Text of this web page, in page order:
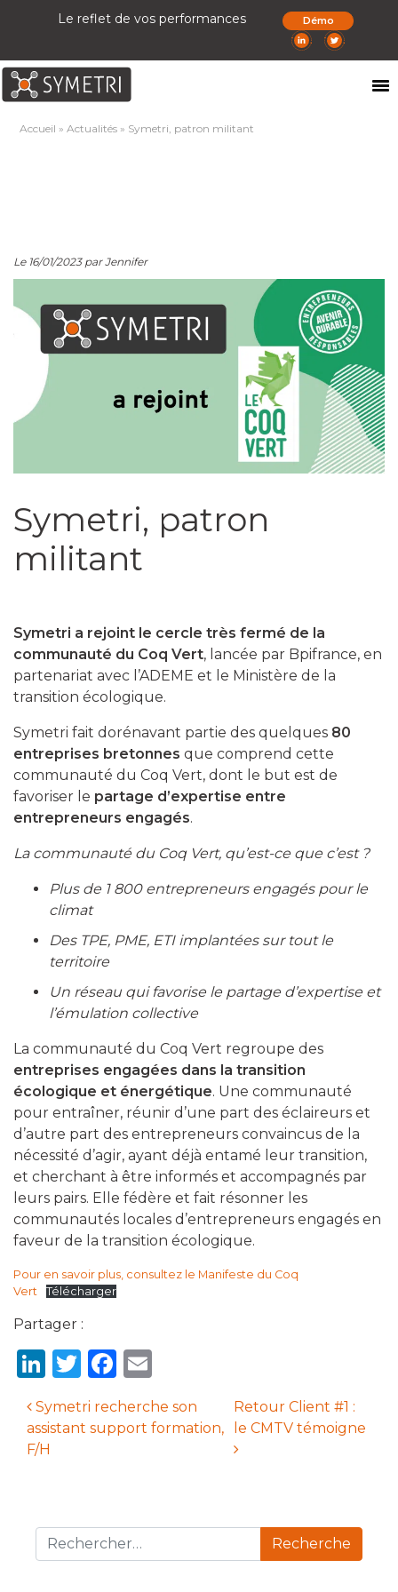
Le reflet de vos performances Démo
Accueil »Actualités » Symetri, patron militant
Le 16/01/2023 par Jennifer
Symetri, patron
militant
Symetri a rejoint le cercle très fermé de la
communauté du Coq Vert, lancée par Bpifrance, en
partenariat avec l’ADEME et le Ministère de la
transition écologique.
Symetri fait dorénavant partie des quelques 80
entreprises bretonnes que comprend cette
communauté du Coq Vert, dont le but est de
favoriser le partage d’expertise entre
entrepreneurs engagés.
La communauté du Coq Vert, qu’est-ce que c’est ?
Plus de 1 800 entrepreneurs engagés pour le
climat
Des TPE, PME, ETI implantées sur tout le
territoire
Un réseau qui favorise le partage d’expertise et
l’émulation collective
La communauté du Coq Vert regroupe des
entreprises engagées dans la transition
écologique et énergétique. Une communauté
pour entraîner, réunir d’une part des éclaireurs et
d’autre part des entrepreneurs convaincus de la
nécessité d’agir, ayant déjà entamé leur transition,
et cherchant à être informés et accompagnés par
leurs pairs. Elle fédère et fait résonner les
communautés locales d’entrepreneurs engagés en
faveur de la transition écologique.
Pour en savoir plus, consultez le Manifeste du Coq
Vert
Télécharger
Partager :
LinkedIn
Twitter
Facebook
Navigation des articles
Symetri recherche son
assistant support formation,
F/H
Retour Client #1 :
le CMTV témoigne
Recherche pour :